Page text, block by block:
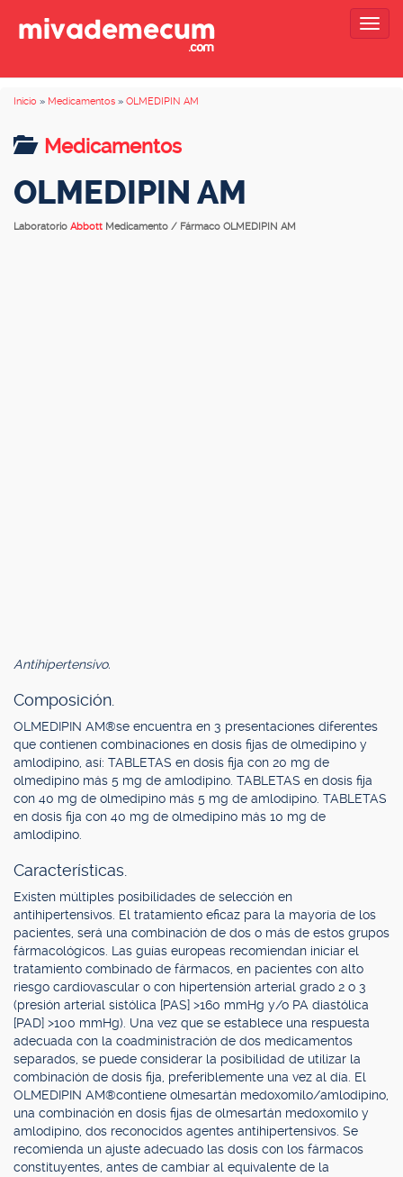
Inicio » Medicamentos » OLMEDIPIN AM
Medicamentos
OLMEDIPIN AM
Laboratorio Abbott Medicamento / Fármaco OLMEDIPIN AM
Antihipertensivo.
Composición.
OLMEDIPIN AM®se encuentra en 3 presentaciones diferentes
que contienen combinaciones en dosis fijas de olmedipino y
amlodipino, así: TABLETAS en dosis fija con 20 mg de
olmedipino más 5 mg de amlodipino. TABLETAS en dosis fija
con 40 mg de olmedipino más 5 mg de amlodipino. TABLETAS
en dosis fija con 40 mg de olmedipino más 10 mg de
amlodipino.
Características.
Existen múltiples posibilidades de selección en
antihipertensivos. El tratamiento eficaz para la mayoría de los
pacientes, será una combinación de dos o más de estos grupos
fármacológicos. Las guías europeas recomiendan iniciar el
tratamiento combinado de fármacos, en pacientes con alto
riesgo cardiovascular o con hipertensión arterial grado 2 o 3
(presión arterial sistólica [PAS] >160 mmHg y/o PA diastólica
[PAD] >100 mmHg). Una vez que se establece una respuesta
adecuada con la coadministración de dos medicamentos
separados, se puede considerar la posibilidad de utilizar la
combinación de dosis fija, preferiblemente una vez al día. El
OLMEDIPIN AM®contiene olmesartán medoxomilo/amlodipino,
una combinación en dosis fijas de olmesartán medoxomilo y
amlodipino, dos reconocidos agentes antihipertensivos. Se
recomienda un ajuste adecuado las dosis con los fármacos
constituyentes, antes de cambiar al equivalente de la